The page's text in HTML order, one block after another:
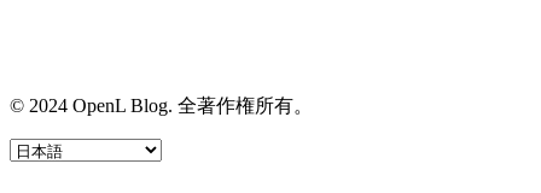
© 2024 OpenL Blog. 全著作権所有。